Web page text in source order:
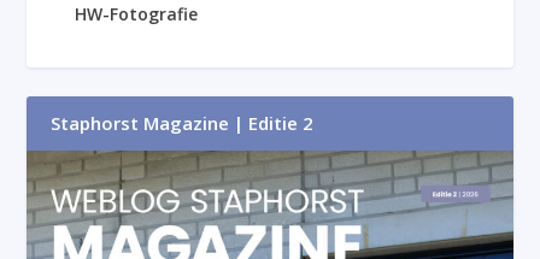
HW-Fotografie
Staphorst Magazine | Editie 2